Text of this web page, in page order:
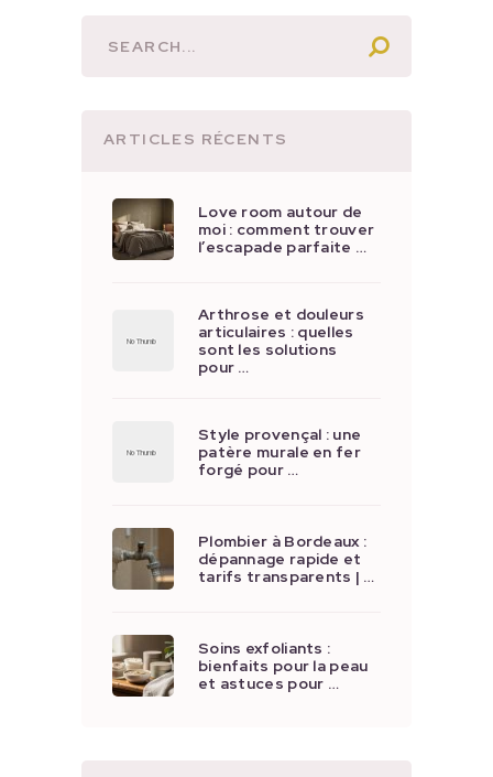
ARTICLES RÉCENTS
Love room autour de
moi : comment trouver
l’escapade parfaite …
Arthrose et douleurs
articulaires : quelles
sont les solutions
pour …
Style provençal : une
patère murale en fer
forgé pour …
Plombier à Bordeaux :
dépannage rapide et
tarifs transparents | …
Soins exfoliants :
bienfaits pour la peau
et astuces pour …